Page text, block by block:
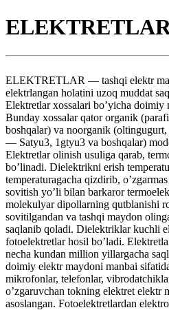
ELEKTRETLAR — tashqi elektr
elektrlangan holatini uzoq muddat
Elektretlar xossalari bo’yicha doimiy
Bunday xossalar qator organik
boshqalar) va noorganik
— Satyu3, 1gtyu3 va boshqalar)
Elektretlar olinish usuliga qarab,
bo’linadi. Dielektrikni erish
temperaturagacha qizdirib,
sovitish yo’li bilan barkaror
molekulyar dipollarning qutblanishi
sovitilgandan va tashqi maydon
saqlanib qoladi. Dielektriklar kuchli
fotoelektretlar hosil bo’ladi.
necha kundan million yillargacha
doimiy elektr maydoni manbai
mikrofonlar, telefonlar,
o’zgaruvchan tokning elektret elektr
asoslangan. Fotoelektretlardan